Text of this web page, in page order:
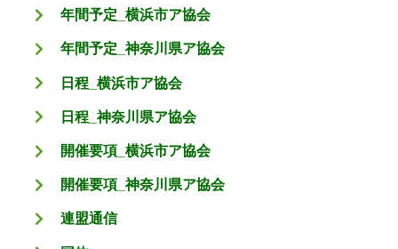
年間予定_横浜市ア協会
年間予定_神奈川県ア協会
日程_横浜市ア協会
日程_神奈川県ア協会
開催要項_横浜市ア協会
開催要項_神奈川県ア協会
連盟通信